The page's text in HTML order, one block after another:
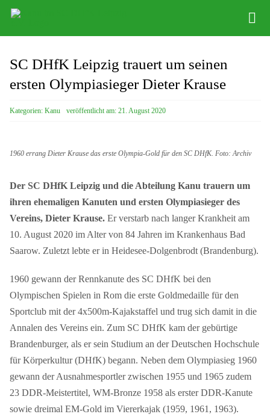
Zum
Kinder Kanu
Vereinssport
Bootsverleih
SC DHfK Leipzig trauert um seinen
ersten Olympiasieger Dieter Krause
Kategorien: Kanu veröffentlicht am: 21. August 2020
1960 errang Dieter Krause das erste Olympia-Gold für den SC DHfK. Foto: Archiv
Der SC DHfK Leipzig und die Abteilung Kanu trauern um
ihren ehemaligen Kanuten und ersten Olympiasieger des
Vereins, Dieter Krause. Er verstarb nach langer Krankheit am
10. August 2020 im Alter von 84 Jahren im Krankenhaus Bad
Saarow. Zuletzt lebte er in Heidesee-Dolgenbrodt (Brandenburg).
1960 gewann der Rennkanute des SC DHfK bei den
Olympischen Spielen in Rom die erste Goldmedaille für den
Sportclub mit der 4x500m-Kajakstaffel und trug sich damit in die
Annalen des Vereins ein. Zum SC DHfK kam der gebürtige
Brandenburger, als er sein Studium an der Deutschen Hochschule
für Körperkultur (DHfK) begann. Neben dem Olympiasieg 1960
gewann der Ausnahmesportler zwischen 1955 und 1965 zudem
23 DDR-Meistertitel, WM-Bronze 1958 als erster DDR-Kanute
sowie dreimal EM-Gold im Viererkajak (1959, 1961, 1963).